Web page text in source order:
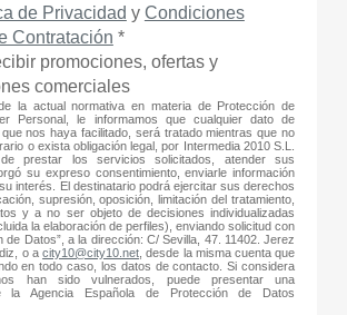
de Privacidad y Condiciones
Contratación *
promociones, ofertas y
comerciales
la actual normativa en materia de Protección de
Personal, le informamos que cualquier dato de
nos haya facilitado, será tratado mientras que no
o exista obligación legal, por Intermedia 2010 S.L.
prestar los servicios solicitados, atender sus
su expreso consentimiento, enviarle información
interés. El destinatario podrá ejercitar sus derechos
supresión, oposición, limitación del tratamiento,
y a no ser objeto de decisiones individualizadas
la elaboración de perfiles), enviando solicitud con
de Datos”, a la dirección: C/ Sevilla, 47. 11402. Jerez
o acity10@city10.net , desde la misma cuenta que
en todo caso, los datos de contacto. Si considera
han sido vulnerados, puede presentar una
la Agencia Española de Protección de Datos